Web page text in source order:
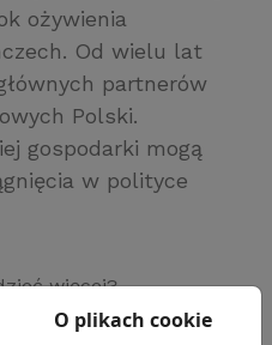
ożywienia
Od wielu lat
partnerów
Polski.
gospodarki mogą
w polityce
więcej?
wiadomości
O plikach cookie